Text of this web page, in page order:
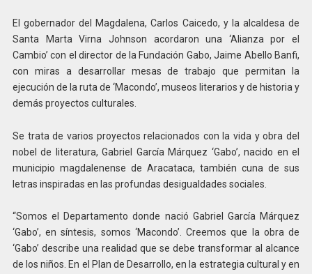
El gobernador del Magdalena, Carlos Caicedo, y la alcaldesa de
Santa Marta Virna Johnson acordaron una ‘Alianza por el
Cambio’ con el director de la Fundación Gabo, Jaime Abello Banfi,
con miras a desarrollar mesas de trabajo que permitan la
ejecución de la ruta de ‘Macondo’, museos literarios y de historia y
demás proyectos culturales.
Se trata de varios proyectos relacionados con la vida y obra del
nobel de literatura, Gabriel García Márquez ‘Gabo’, nacido en el
municipio magdalenense de Aracataca, también cuna de sus
letras inspiradas en las profundas desigualdades sociales.
“Somos el Departamento donde nació Gabriel García Márquez
‘Gabo’, en síntesis, somos ‘Macondo’. Creemos que la obra de
‘Gabo’ describe una realidad que se debe transformar al alcance
de los niños. En el Plan de Desarrollo, en la estrategia cultural y en